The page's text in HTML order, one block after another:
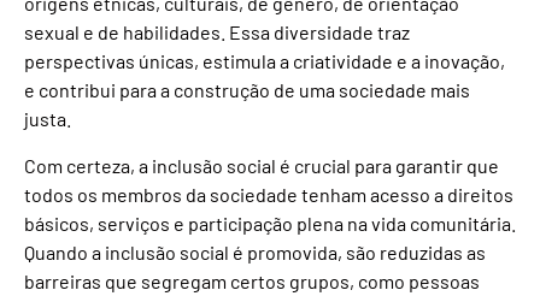
sexual e de habilidades. Essa diversidade traz
perspectivas únicas, estimula a criatividade e a inovação,
e contribui para a construção de uma sociedade mais
justa.
Com certeza, a inclusão social é crucial para garantir que
todos os membros da sociedade tenham acesso a direitos
básicos, serviços e participação plena na vida comunitária.
Quando a inclusão social é promovida, são reduzidas as
barreiras que segregam certos grupos, como pessoas